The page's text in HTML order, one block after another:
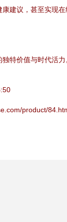
建议，甚至实现
特价值与时代活力
product/